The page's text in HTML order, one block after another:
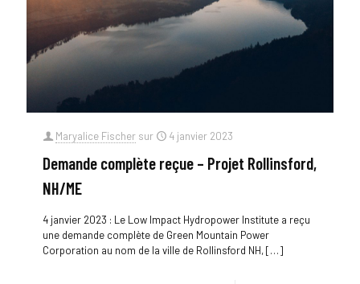
Maryalice Fischer sur 4 janvier 2023
Demande complète reçue – Projet Rollinsford,
NH/ME
4 janvier 2023 : Le Low Impact Hydropower Institute a reçu
une demande complète de Green Mountain Power
Corporation au nom de la ville de Rollinsford NH,[…]